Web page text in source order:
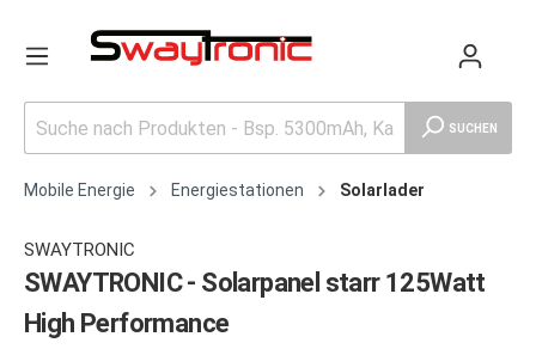
SUCHEN
Mobile Energie Energiestationen Solarlader
SWAYTRONIC
SWAYTRONIC - Solarpanel starr 125Watt
High Performance